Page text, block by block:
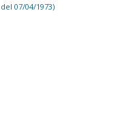
07/04/1973)